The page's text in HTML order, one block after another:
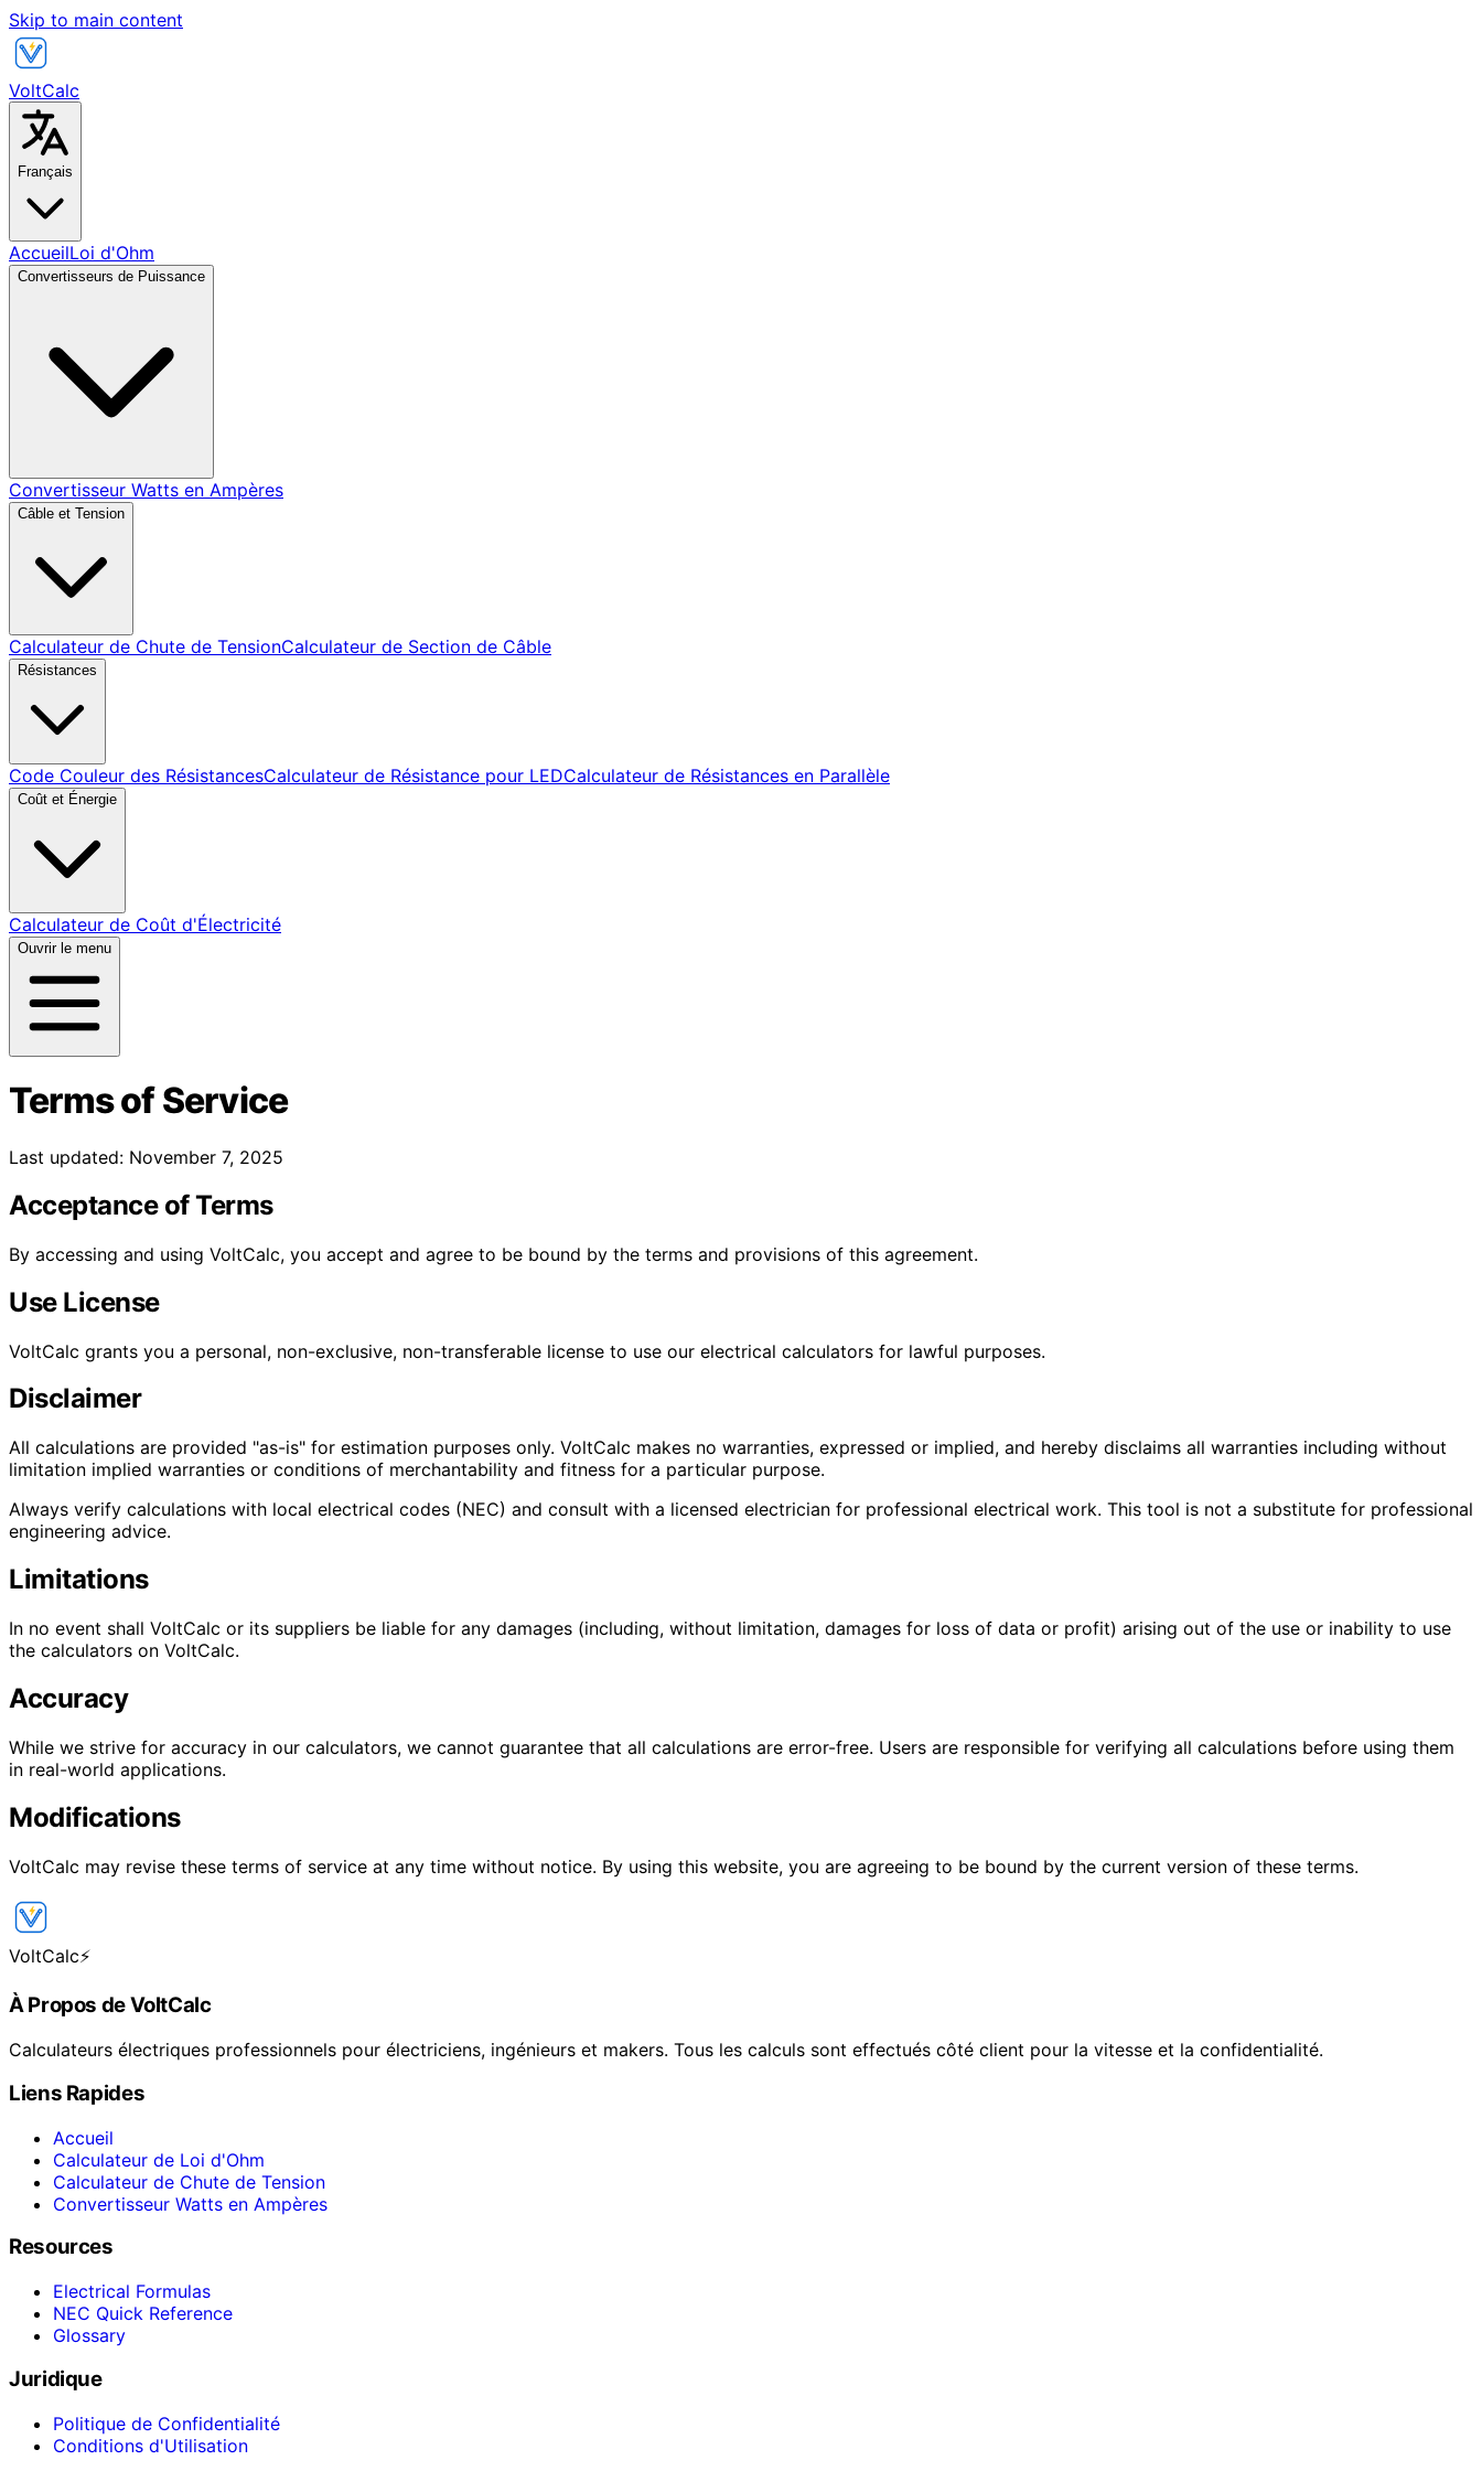
Skip to main content
VoltCalc
Français
AccueilLoi d'Ohm
Convertisseurs de Puissance
Convertisseur Watts en Ampères
Câble et Tension
Calculateur de Chute de TensionCalculateur de Section de Câble
Résistances
Code Couleur des RésistancesCalculateur de Résistance pour LEDCalculateur de Résistances en Parallèle
Coût et Énergie
Calculateur de Coût d'Électricité
Ouvrir le menu
Terms of Service
Last updated: November 7, 2025
Acceptance of Terms
By accessing and using VoltCalc, you accept and agree to be bound by the terms and provisions of this agreement.
Use License
VoltCalc grants you a personal, non-exclusive, non-transferable license to use our electrical calculators for lawful purposes.
Disclaimer
All calculations are provided "as-is" for estimation purposes only. VoltCalc makes no warranties, expressed or implied, and hereby disclaims all warranties including without
limitation implied warranties or conditions of merchantability and fitness for a particular purpose.
Always verify calculations with local electrical codes (NEC) and consult with a licensed electrician for professional electrical work. This tool is not a substitute for professional
engineering advice.
Limitations
In no event shall VoltCalc or its suppliers be liable for any damages (including, without limitation, damages for loss of data or profit) arising out of the use or inability to use
the calculators on VoltCalc.
Accuracy
While we strive for accuracy in our calculators, we cannot guarantee that all calculations are error-free. Users are responsible for verifying all calculations before using them
in real-world applications.
Modifications
VoltCalc may revise these terms of service at any time without notice. By using this website, you are agreeing to be bound by the current version of these terms.
VoltCalc⚡
À Propos de VoltCalc
Calculateurs électriques professionnels pour électriciens, ingénieurs et makers. Tous les calculs sont effectués côté client pour la vitesse et la confidentialité.
Liens Rapides
Accueil
Calculateur de Loi d'Ohm
Calculateur de Chute de Tension
Convertisseur Watts en Ampères
Resources
Electrical Formulas
NEC Quick Reference
Glossary
Juridique
Politique de Confidentialité
Conditions d'Utilisation